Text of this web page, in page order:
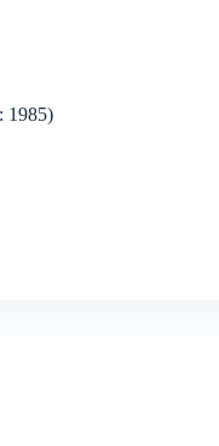
1985)